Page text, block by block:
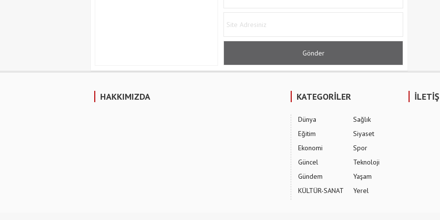
HAKKIMIZDA KATEGORİLER
Dünya
Eğitim
Ekonomi
Güncel
Gündem
KÜLTÜR-SANAT
Sağlık
Siyaset
Spor
Teknoloji
Yaşam
Yerel